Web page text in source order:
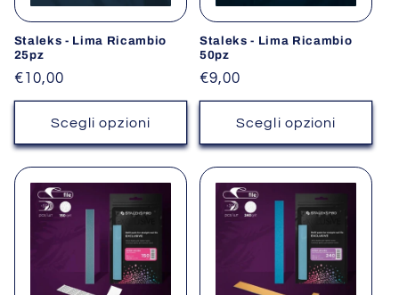
Staleks - Lima Ricambio
25pz
Prezzo
di
listino
€10,00
Scegli opzioni
Staleks - Lima Ricambio
50pz
Prezzo
di
listino
€9,00
Scegli opzioni